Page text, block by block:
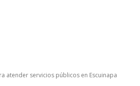
atender servicios públicos en Escuinapa